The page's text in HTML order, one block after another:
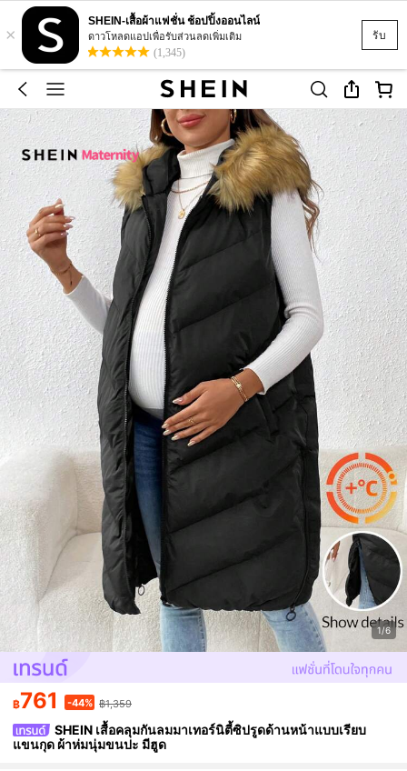
รับ
×
SHEIN-เสื้อผ้าแฟชั่น ช้อปปิ้งออนไลน์
ดาวโหลดแอปเพื่อรับส่วนลดเพิ่มเติม
(1,345)
1/6
฿761 -44% ฿1,359
SHEIN เสื้อคลุมกันลมมาเทอร์นิตี้ซิปรูดด้านหน้าแบบเรียบ
แขนกุด ผ้าห่มนุ่มขนปะ มีฮูด